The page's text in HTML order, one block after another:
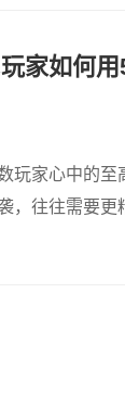
家如何用
玩家心中的至
，往往需要更